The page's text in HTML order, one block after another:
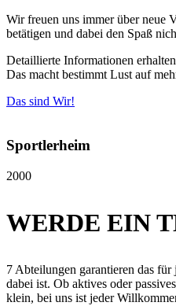
Wir freuen uns immer über neue
betätigen und dabei den Spaß
Detaillierte Informationen
Das macht bestimmt Lust auf
Das sind Wir!
Sportlerheim
2000
WERDE EIN
7 Abteilungen garantieren das
dabei ist. Ob aktives oder
klein, bei uns ist jeder